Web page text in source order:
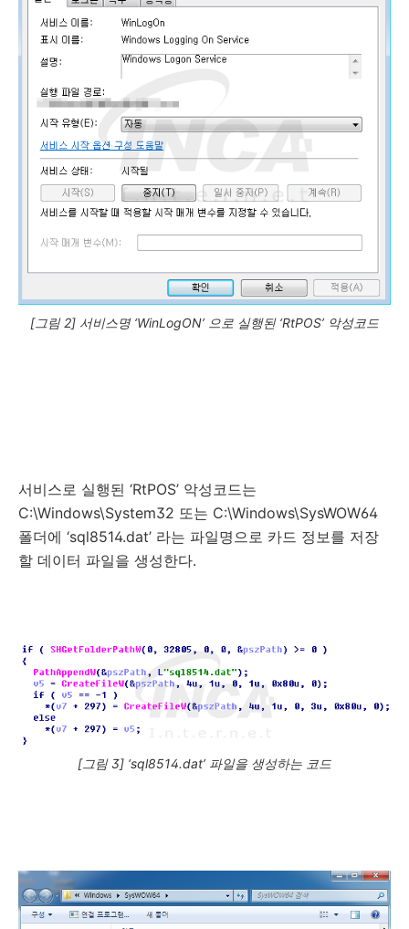
[그림 2] 서비스명 ‘WinLogON’ 으로 실행된 ‘RtPOS’ 악성코드
서비스로 실행된 ‘RtPOS’ 악성코드는
C:\Windows\System32 또는 C:\Windows\SysWOW64
폴더에 ‘sql8514.dat’ 라는 파일명으로 카드 정보를 저장
할 데이터 파일을 생성한다.
[그림 3] ‘sql8514.dat’ 파일을 생성하는 코드